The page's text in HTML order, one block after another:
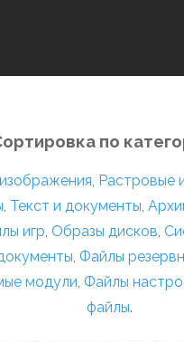
по
, Растровые
, Текст и документы,
игр, Образы дисков,
, Файлы
модули, Файлы
файлы.